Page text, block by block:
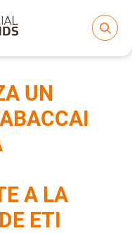
UN
A LA
ETI